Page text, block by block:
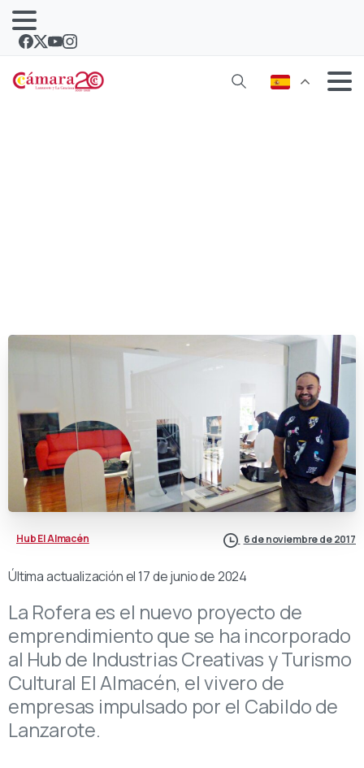
Hub El Almacén 6 de noviembre de 2017
Última actualización el 17 de junio de 2024
La Rofera es el nuevo proyecto de
emprendimiento que se ha incorporado
al Hub de Industrias Creativas y Turismo
Cultural El Almacén, el vivero de
empresas impulsado por el Cabildo de
Lanzarote.